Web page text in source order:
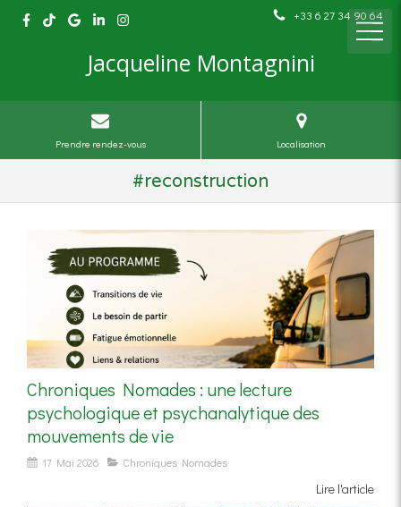
+33 6 27 34 90 64
Jacqueline Montagnini
Prendre rendez-vous Localisation
#reconstruction
Chroniques Nomades : une lecture
psychologique et psychanalytique des
mouvements de vie
17 Mai 2026 Chroniques Nomades
Lire l'article